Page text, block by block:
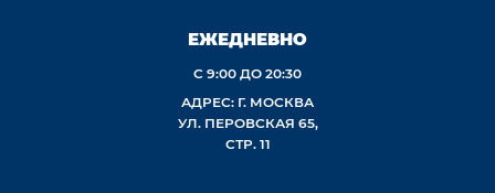
ЕЖЕДНЕВНО
С 9:00 ДО 20:30
АДРЕС: Г. МОСКВА
УЛ. ПЕРОВСКАЯ 65,
СТР. 11